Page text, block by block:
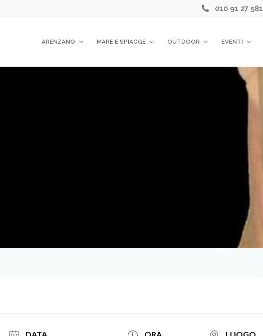
010 91 27 581
ARENZANO MARE E SPIAGGE OUTDOOR EVENTI